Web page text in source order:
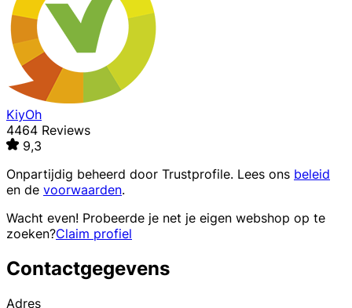
KiyOh
4464 Reviews
9,3
Onpartijdig beheerd door Trustprofile. Lees ons beleid
en de voorwaarden.
Wacht even! Probeerde je net je eigen webshop op te
zoeken?Claim profiel
Contactgegevens
Adres